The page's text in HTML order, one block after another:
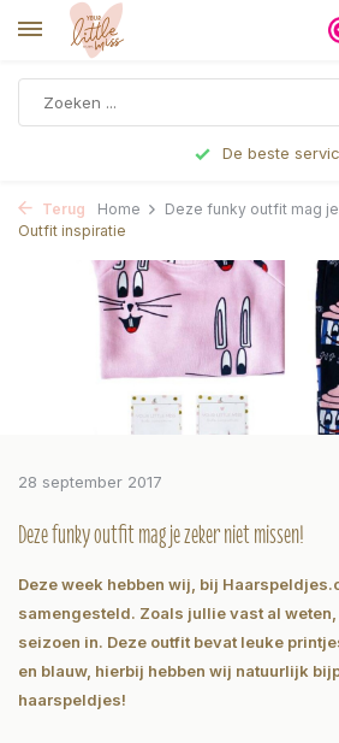
De beste
Terug Home
Deze funky outfit mag
Outfit inspiratie
28 september 2017
Deze funky outfit mag je zeker niet missen!
Deze week hebben wij, bij
samengesteld. Zoals jullie vast al
seizoen in. Deze outfit bevat leuke
en blauw, hierbij hebben wij natuurlijk
haarspeldjes!